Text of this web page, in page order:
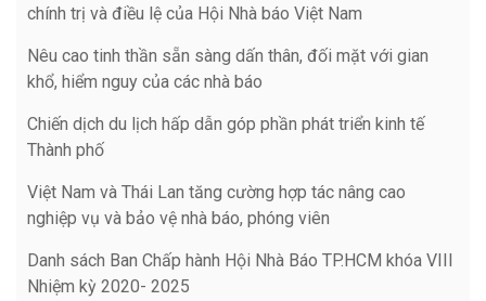
chính trị và điều lệ của Hội Nhà báo Việt Nam
Nêu cao tinh thần sẵn sàng dấn thân, đối mặt với gian
khổ, hiểm nguy của các nhà báo
Chiến dịch du lịch hấp dẫn góp phần phát triển kinh tế
Thành phố
Việt Nam và Thái Lan tăng cường hợp tác nâng cao
nghiệp vụ và bảo vệ nhà báo, phóng viên
Danh sách Ban Chấp hành Hội Nhà Báo TP.HCM khóa VIII
Nhiệm kỳ 2020- 2025